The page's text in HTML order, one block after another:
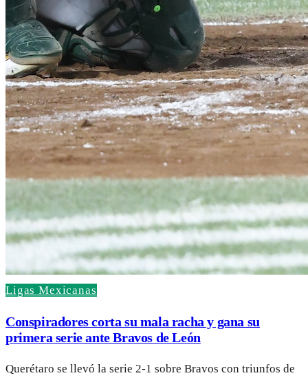
Ligas Mexicanas
Conspiradores corta su mala racha y gana su
primera serie ante Bravos de León
Querétaro se llevó la serie 2-1 sobre Bravos con triunfos de